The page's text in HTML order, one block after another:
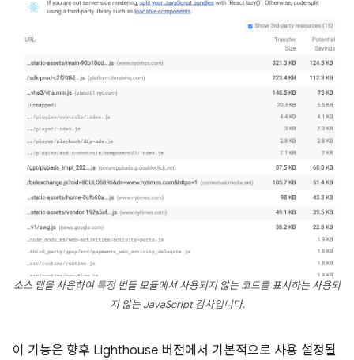
소스 맵을 사용하여 특정 번들 모듈에서 사용되지 않는 코드를 표시하는 사용되
지 않는 JavaScript 감사입니다.
이 기능은 향후 Lighthouse 버전에서 기본적으로 사용 설정될